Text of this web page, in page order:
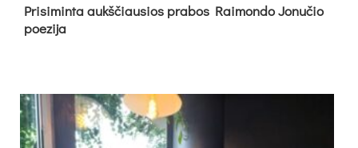
Pri­si­min­ta aukš­čiau­sios pra­bos Rai­mon­do Jo­nu­čio
poe­zi­ja